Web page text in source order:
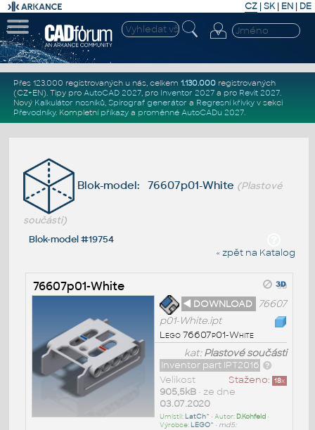
CZ | SK| EN | DE
Přes 123.000 registrovaných u nás, celkem 1.130.000registrovaných
(CZ+EN). Tipy pro AutoCAD 2027, pro Inventor 2027a pro Revit 2027.
Nový Kalkulátor nosníků, Spirograf generátor a Regresní křivkyv sekci
Převodníky. Kompletní příkazya proměnné AutoCADu 2027.
Blok-model: 76607p01-White (Plastové
součásti)
Blok-model #19754
« zpět na Katalog
76607p01-White
◄ DOWNLOAD
76607
p01-White.ipt
Lego 76607p01-White
kat:Plastové součásti
Inventor part IPT2016
Staženo: 18x
Velikost
905,5kB• ze dne
03.07.2020
Umístil: LatCh^ • Autor: D.Kohfeld•
Výrobce: LEGO^ • md5: